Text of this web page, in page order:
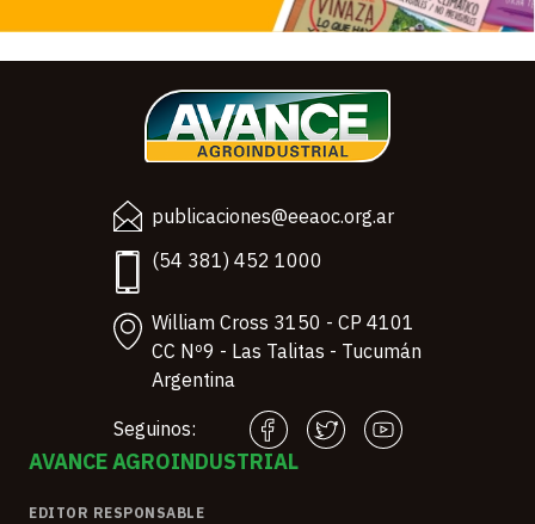
publicaciones@eeaoc.org.ar
(54 381) 452 1000
William Cross 3150 - CP 4101
CC Nº9 - Las Talitas - Tucumán
Argentina
Seguinos:
AVANCE AGROINDUSTRIAL
EDITOR RESPONSABLE